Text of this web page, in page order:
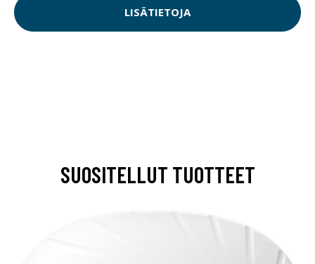
LISÄTIETOJA
SUOSITELLUT TUOTTEET